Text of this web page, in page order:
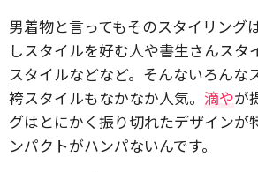
男着物と言ってもそのスタイリング
しスタイルを好む人や書生さんスタ
スタイルなどなど。そんないろんな
袴スタイルもなかなか人気。 滴やが
グはとにかく振り切れたデザインが
ンパクトがハンパないんです。